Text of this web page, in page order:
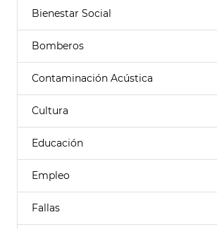
Bienestar Social
Bomberos
Contaminación Acústica
Cultura
Educación
Empleo
Fallas